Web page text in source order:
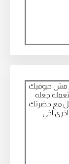
حيوفيك
جعله
مع حضرتك
اخي